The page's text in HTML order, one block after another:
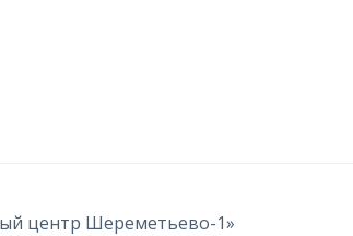
центр Шереметьево-1»